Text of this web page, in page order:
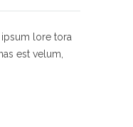
ipsum lore tora
est velum,